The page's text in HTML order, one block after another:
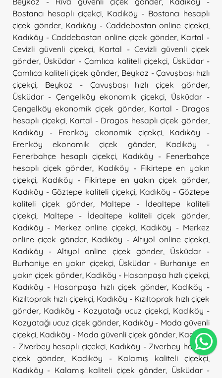
Bostancı hesaplı çiçekçi, Kadıköy - Bostancı hesaplı
çiçek gönder, Kadıköy - Caddebostan online çiçekçi
Kadıköy - Caddebostan online çiçek gönder, Kartal -
Cevizli güvenli çiçekçi
Kartal - Cevizli güvenli çiçek
gönder Üsküdar - Çamlıca kaliteli çiçekçi Üsküdar -
Çamlıca kaliteli çiçek gönder Beykoz - Çavuşbaşı hızlı
çiçekçi
Beykoz - Çavuşbaşı hızlı çiçek gönder
Üsküdar - Çengelköy ekonomik çiçekçi
Üsküdar -
Çengelköy ekonomik çiçek gönder, Kartal - Dragos
hesaplı çiçekçi, Kartal - Dragos hesaplı çiçek gönder
Kadıköy - Erenköy ekonomik çiçekçi, Kadıköy -
Erenköy ekonomik çiçek gönder, Kadıköy -
Fenerbahçe hesaplı çiçekçi
Kadıköy - Fenerbahçe
hesaplı çiçek gönder
Kadıköy - Fikirtepe en yakın
çiçekçi
Kadıköy - Fikirtepe en yakın çiçek gönder
Kadıköy - Göztepe kaliteli çiçekçi, Kadıköy - Göztepe
kaliteli çiçek gönder, Maltepe - İdealtepe kaliteli
çiçekçi
Maltepe - İdealtepe kaliteli çiçek gönder
Kadıköy - Merkez online çiçekçi, Kadıköy - Merkez
online çiçek gönder, Kadıköy - Altıyol online çiçekçi
Kadıköy - Altıyol online çiçek gönder, Üsküdar -
Burhaniye en yakın çiçekçi, Üsküdar - Burhaniye en
yakın çiçek gönder, Kadıköy - Hasanpaşa hızlı çiçekçi
Kadıköy - Hasanpaşa hızlı çiçek gönder, Kadıköy -
Kızıltoprak hızlı çiçekçi, Kadıköy - Kızıltoprak hızlı çiçek
gönder Kadıköy - Kozyatağı ucuz çiçekçi, Kadıköy -
Kozyatağı ucuz çiçek gönder, Kadıköy - Moda güvenli
çiçekçi Kadıköy - Moda güvenli çiçek gönder Kadıköy
- Ziverbey hesaplı çiçekçi, Kadıköy - Ziverbey hesaplı
çiçek gönder, Kadıköy - Kalamış kaliteli çiçekçi,
Kadıköy - Kalamış kaliteli çiçek gönder
Üsküdar -